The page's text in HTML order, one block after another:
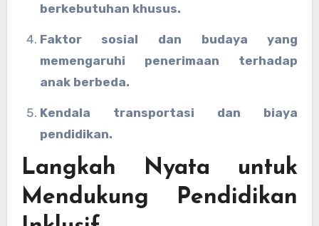
berkebutuhan khusus.
Faktor sosial dan budaya yang
memengaruhi penerimaan terhadap
anak berbeda.
Kendala transportasi dan biaya
pendidikan.
Langkah Nyata untuk
Mendukung Pendidikan